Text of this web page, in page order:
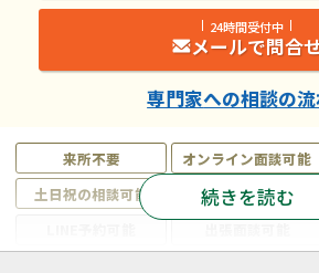
来所不要 オンライン面談可能
土日祝の相談可能
19時以降電話可能
続きを読む
24時間受付中
メールで問合
専門家への相談の